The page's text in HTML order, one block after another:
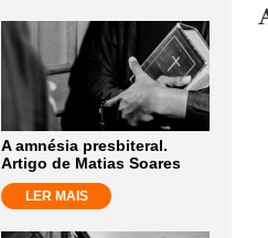
A amnésia presbiteral.
Artigo de Matias Soares
LER MAIS